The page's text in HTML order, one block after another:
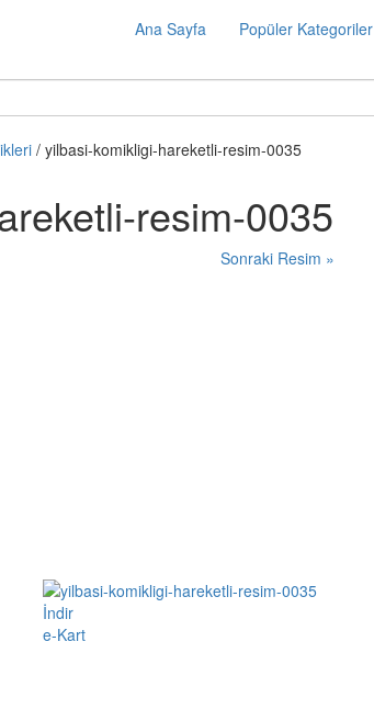
Ana Sayfa Popüler Kategoriler
/ yilbasi-komikligi-hareketli-resim-0035
resim-0035
Sonraki Resim »
İndir
e-Kart